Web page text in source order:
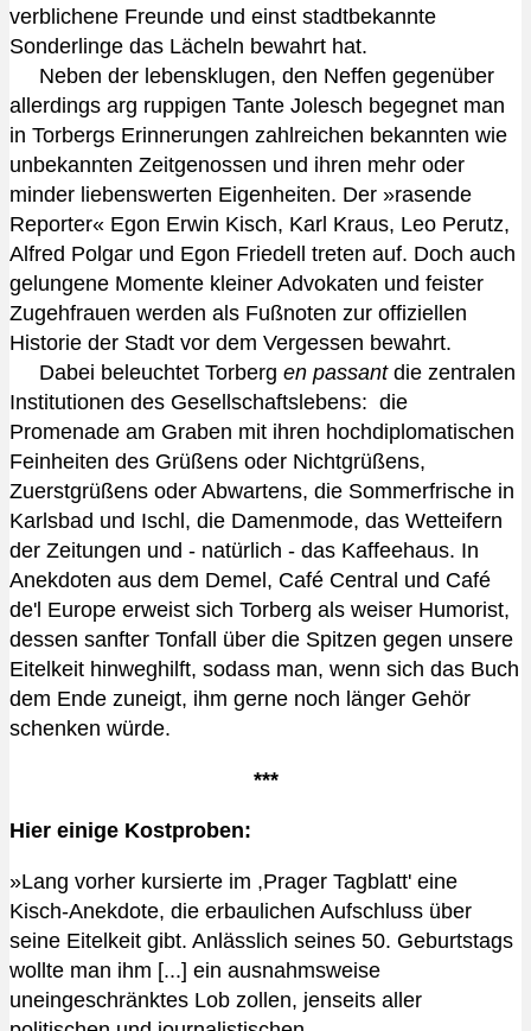
verblichene Freunde und einst stadtbekannte
Sonderlinge das Lächeln bewahrt hat.
Neben der lebensklugen, den Neffen gegenüber
allerdings arg ruppigen Tante Jolesch begegnet man
in Torbergs Erinnerungen zahlreichen bekannten wie
unbekannten Zeitgenossen und ihren mehr oder
minder liebenswerten Eigenheiten. Der »rasende
Reporter« Egon Erwin Kisch, Karl Kraus, Leo Perutz,
Alfred Polgar und Egon Friedell treten auf. Doch auch
gelungene Momente kleiner Advokaten und feister
Zugehfrauen werden als Fußnoten zur offiziellen
Historie der Stadt vor dem Vergessen bewahrt.
Dabei beleuchtet Torberg en passantdie zentralen
Institutionen des Gesellschaftslebens: die
Promenade am Graben mit ihren hochdiplomatischen
Feinheiten des Grüßens oder Nichtgrüßens,
Zuerstgrüßens oder Abwartens, die Sommerfrische in
Karlsbad und Ischl, die Damenmode, das Wetteifern
der Zeitungen und - natürlich - das Kaffeehaus. In
Anekdoten aus dem Demel, Café Central und Café
de'l Europe erweist sich Torberg als weiser Humorist,
dessen sanfter Tonfall über die Spitzen gegen unsere
Eitelkeit hinweghilft, sodass man, wenn sich das Buch
dem Ende zuneigt, ihm gerne noch länger Gehör
schenken würde.
***
Hier einige Kostproben:
»Lang vorher kursierte im ,Prager Tagblatt' eine
Kisch-Anekdote, die erbaulichen Aufschluss über
seine Eitelkeit gibt. Anlässlich seines 50. Geburtstags
wollte man ihm [...] ein ausnahmsweise
uneingeschränktes Lob zollen, jenseits aller